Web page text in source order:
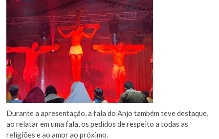
Durante a apresentação, a fala do Anjo também teve destaque,
ao relatar em uma fala, os pedidos de respeito a todas as
religiões e ao amor ao próximo.